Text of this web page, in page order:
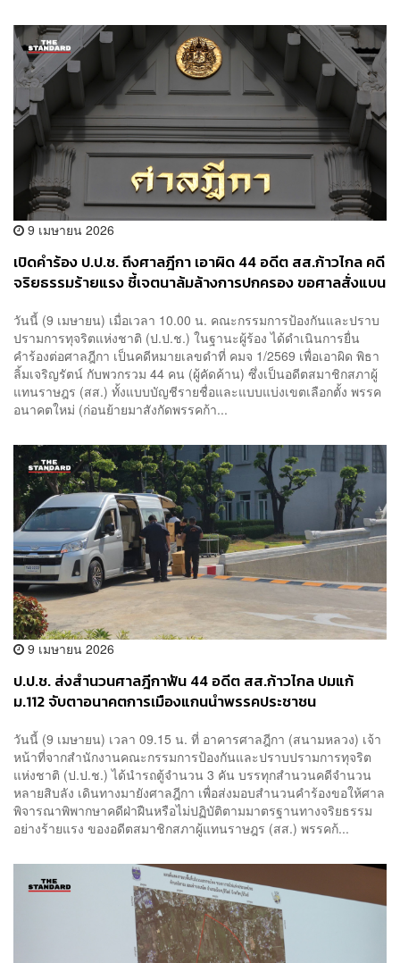
9 เมษายน 2026
เปิดคำร้อง ป.ป.ช. ถึงศาลฎีกา เอาผิด 44 อดีต สส.ก้าวไกล คดี
จริยธรรมร้ายแรง ชี้เจตนาล้มล้างการปกครอง ขอศาลสั่งแบน
วันนี้ (9 เมษายน) เมื่อเวลา 10.00 น. คณะกรรมการป้องกันและปราบ
ปรามการทุจริตแห่งชาติ (ป.ป.ช.) ในฐานะผู้ร้อง ได้ดำเนินการยื่น
คำร้องต่อศาลฎีกา เป็นคดีหมายเลขดำที่ คมจ 1/2569 เพื่อเอาผิด พิธา
ลิ้มเจริญรัตน์ กับพวกรวม 44 คน (ผู้คัดค้าน) ซึ่งเป็นอดีตสมาชิกสภาผู้
แทนราษฎร (สส.) ทั้งแบบบัญชีรายชื่อและแบบแบ่งเขตเลือกตั้ง พรรค
อนาคตใหม่ (ก่อนย้ายมาสังกัดพรรคก้า...
9 เมษายน 2026
ป.ป.ช. ส่งสำนวนศาลฎีกาฟัน 44 อดีต สส.ก้าวไกล ปมแก้
ม.112 จับตาอนาคตการเมืองแกนนำพรรคประชาชน
วันนี้ (9 เมษายน) เวลา 09.15 น. ที่ อาคารศาลฎีกา (สนามหลวง) เจ้า
หน้าที่จากสำนักงานคณะกรรมการป้องกันและปราบปรามการทุจริต
แห่งชาติ (ป.ป.ช.) ได้นำรถตู้จำนวน 3 คัน บรรทุกสำนวนคดีจำนวน
หลายสิบลัง เดินทางมายังศาลฎีกา เพื่อส่งมอบสำนวนคำร้องขอให้ศาล
พิจารณาพิพากษาคดีฝ่าฝืนหรือไม่ปฏิบัติตามมาตรฐานทางจริยธรรม
อย่างร้ายแรง ของอดีตสมาชิกสภาผู้แทนราษฎร (สส.) พรรคก้...